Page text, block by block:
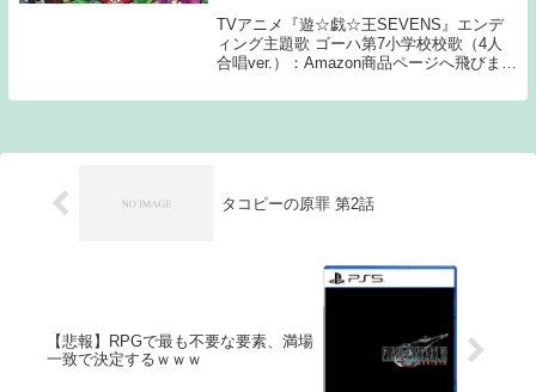
TVアニメ『遊☆戯☆王SEVENS』エンデ
ィング主題歌 ゴーハ第7小学校校歌（4人
合唱ver.）：Amazon商品ページへ飛びます
ティスト：遊我（石橋陽彩）、ルーク（八
タコピーの原罪 第2話
【悲報】RPGで最も不要な要素、満場
一致で決定するｗｗｗ